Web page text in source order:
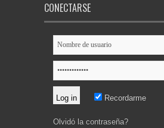
CONECTARSE
Recordarme
Olvidó la contraseña?